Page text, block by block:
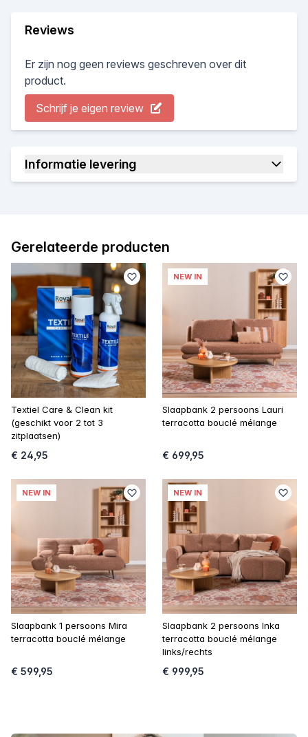
Reviews
Er zijn nog geen reviews geschreven over dit
product.
Schrijf je eigen review
Informatie levering
Gerelateerde producten
Textiel Care & Clean kit
(geschikt voor 2 tot 3
zitplaatsen)
€ 24,95
NEW IN
Slaapbank 2 persoons Lauri
terracotta bouclé mélange
€ 699,95
NEW IN
Slaapbank 1 persoons Mira
terracotta bouclé mélange
€ 599,95
NEW IN
Slaapbank 2 persoons Inka
terracotta bouclé mélange
links/rechts
€ 999,95